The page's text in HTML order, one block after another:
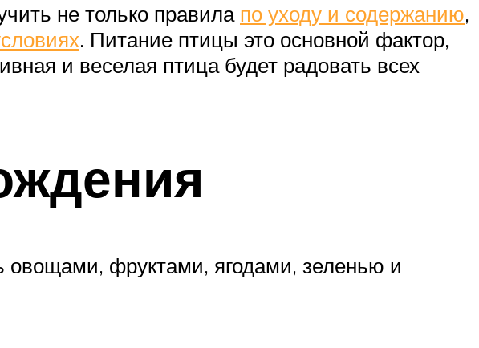
не только правила по уходу и содержанию,
. Питание птицы это основной фактор,
и веселая птица будет радовать всех
овощами, фруктами, ягодами, зеленью и